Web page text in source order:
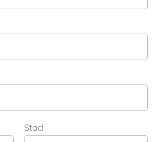
Stad